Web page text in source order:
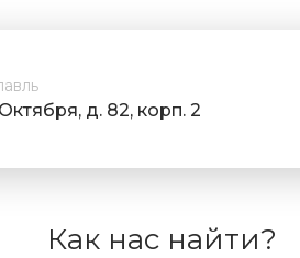
д. 82, корп. 2
Как нас найти?